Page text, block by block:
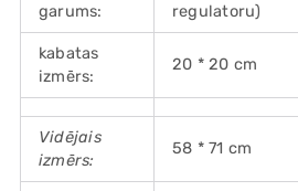
garums:
regulatoru)
kabatas
izmērs:
20 * 20 cm
Vidējais
izmērs:
58 * 71 cm